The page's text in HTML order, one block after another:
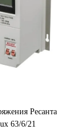
Ресанта
63/6/21